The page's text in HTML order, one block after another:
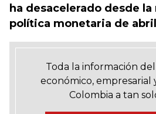
ha desacelerado desde
política monetaria de abril
Toda la información
económico, empresarial
Colombia a tan